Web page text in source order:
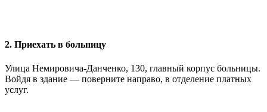
2. Приехать в больницу
Улица Немировича-Данченко, 130, главный корпус больницы.
Войдя в здание — поверните направо, в отделение платных
услуг.